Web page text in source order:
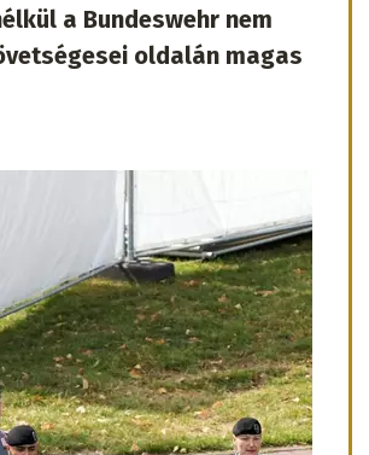
a Bundeswehr nem
oldalán magas